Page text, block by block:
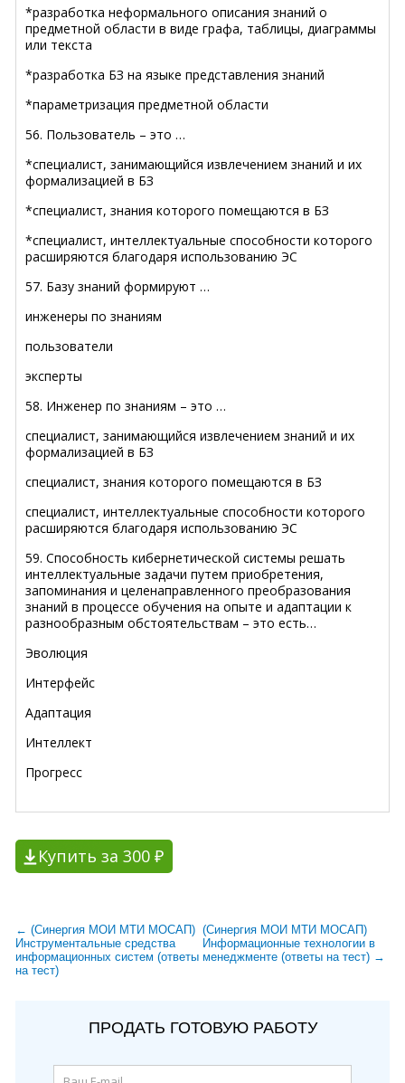
*разработка неформального описания знаний о
предметной области в виде графа, таблицы, диаграммы
или текста
*разработка БЗ на языке представления знаний
*параметризация предметной области
56. Пользователь – это …
*специалист, занимающийся извлечением знаний и их
формализацией в БЗ
*специалист, знания которого помещаются в БЗ
*специалист, интеллектуальные способности которого
расширяются благодаря использованию ЭС
57. Базу знаний формируют …
инженеры по знаниям
пользователи
эксперты
58. Инженер по знаниям – это …
специалист, занимающийся извлечением знаний и их
формализацией в БЗ
специалист, знания которого помещаются в БЗ
специалист, интеллектуальные способности которого
расширяются благодаря использованию ЭС
59. Способность кибернетической системы решать
интеллектуальные задачи путем приобретения,
запоминания и целенаправленного преобразования
знаний в процессе обучения на опыте и адаптации к
разнообразным обстоятельствам – это есть…
Эволюция
Интерфейс
Адаптация
Интеллект
Прогресс
Купить за 300 ₽
← (Синергия МОИ МТИ МОСАП)
Инструментальные средства
информационных систем (ответы
на тест)
(Синергия МОИ МТИ МОСАП)
Информационные технологии в
менеджменте (ответы на тест) →
ПРОДАТЬ ГОТОВУЮ РАБОТУ